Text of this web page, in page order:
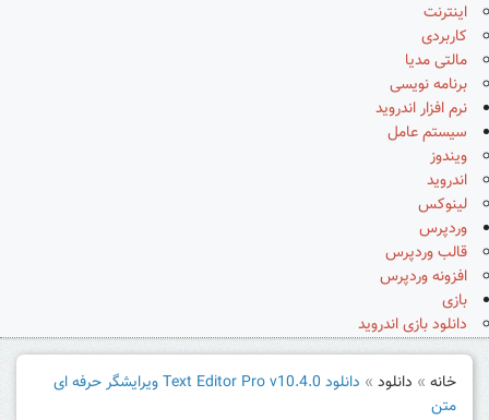
اینترنت
کاربردی
مالتی مدیا
برنامه نویسی
نرم افزار اندروید
سیستم عامل
ویندوز
اندروید
لینوکس
وردپرس
قالب وردپرس
افزونه وردپرس
بازی
دانلود بازی اندروید
خانه » دانلود »
دانلود Text Editor Pro v10.4.0 ویرایشگر حرفه ای
متن